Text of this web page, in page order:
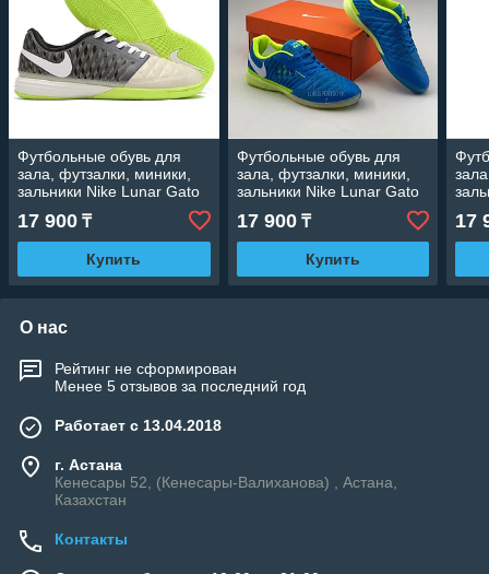
Футбольные обувь для
зала, футзалки, миники,
зальники Nike Lunar Gato
17 900 ₸
Купить
Футбольные обувь для
зала, футзалки, миники,
зальники Nike Lunar Gato
17 900₸
Купить
17
О нас
Рейтинг не сформирован
Менее 5 отзывов за последний год
Работает с 13.04.2018
г. Астана
Кенесары 52, (Кенесары-Валиханова) , Астана,
Казахстан
Контакты